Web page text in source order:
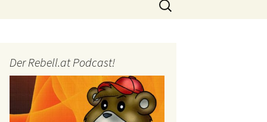
nach:
Der Rebell.at Podcast!